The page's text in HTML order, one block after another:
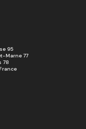
95
Marne 77
78